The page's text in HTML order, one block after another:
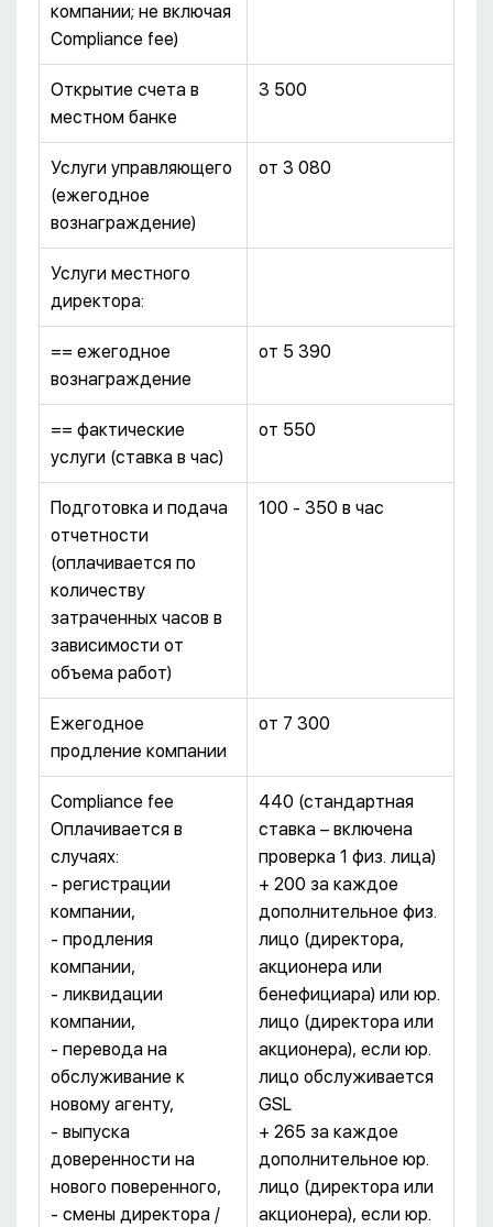
компании; не включая
Compliance fee)
Открытие счета в
местном банке
3 500
Услуги управляющего
(ежегодное
вознаграждение)
от 3 080
Услуги местного
директора:
== ежегодное
вознаграждение
от 5 390
== фактические
услуги (ставка в час)
от 550
Подготовка и подача
отчетности
(оплачивается по
количеству
затраченных часов в
зависимости от
объема работ)
100 - 350 в час
Ежегодное
продление компании
от 7 300
Compliance fee
Оплачивается в
случаях:
- регистрации
компании,
- продления
компании,
- ликвидации
компании,
- перевода на
обслуживание к
новому агенту,
- выпуска
доверенности на
нового поверенного,
- смены директора /
440 (стандартная
ставка – включена
проверка 1 физ. лица)
+ 200 за каждое
дополнительное физ.
лицо (директора,
акционера или
бенефициара) или юр.
лицо (директора или
акционера), если юр.
лицо обслуживается
GSL
+ 265 за каждое
дополнительное юр.
лицо (директора или
акционера), если юр.